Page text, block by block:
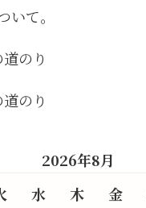
いて。
のり
のり
2026年8月
水 木 金